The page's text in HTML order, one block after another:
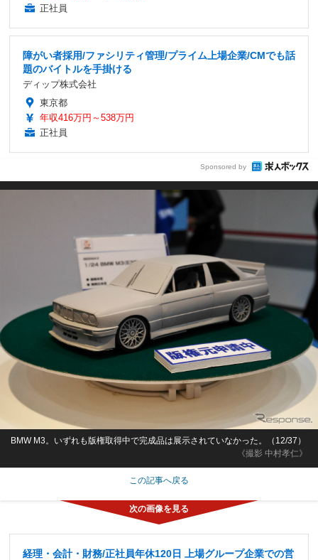
正社員
障がい者採用/ファシリティ管理/プライム上場企業/CMでも話
題のバイトルを手掛ける
ディップ株式会社
東京都
年収416万円～538万円
正社員
Sponsored by
《撮影 中村孝仁》
BMW M3。いずれも版権取得中で完成品は展示されていなかった。（12/37）
この記事へ戻る
経理・会計・財務/正社員年休120日 上場グループ企業での営